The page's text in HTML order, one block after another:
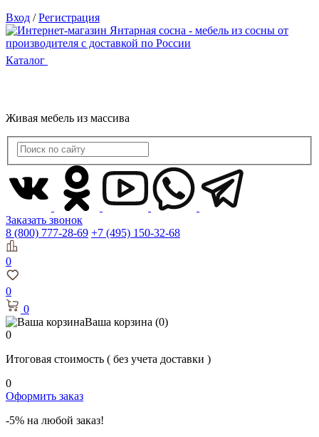
Вход / Регистрация
Каталог
Живая мебель из массива
Заказать звонок
8 (800) 777-28-69 +7 (495) 150-32-68
0
0
0
Ваша корзина (0)
0
Итоговая стоимость ( без учета доставки )
0
Оформить заказ
-5% на любой заказ!